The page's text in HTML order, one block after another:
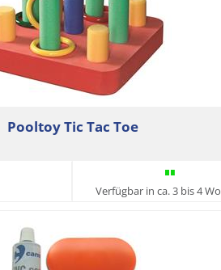
Pooltoy Tic Tac Toe
Verfügbar in ca. 3 bis 4